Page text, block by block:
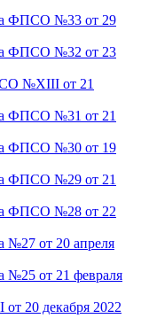
ФПСО №33 от 29
ФПСО №32 от 23
№XIII от 21
ФПСО №31 от 21
ФПСО №30 от 19
ФПСО №29 от 21
ФПСО №28 от 22
№27 от 20 апреля
№25 от 21 февраля
20 декабря 2022